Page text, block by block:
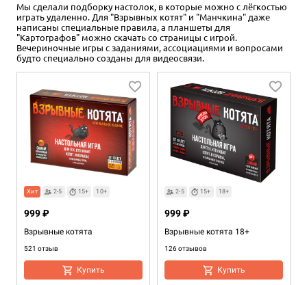
Мы сделали подборку настолок, в которые можно с лёгкостью
играть удаленно. Для "Взрывных котят" и "Манчкина" даже
написаны специальные правила, а планшеты для
"Картографов" можно скачать со страницы с игрой.
Вечериночные игры с заданиями, ассоциациями и вопросами
будто специально созданы для видеосвязи.
Хит 2-5 15+ 10+
Взрывные котята
521 отзыв
999 ₽
Купить
2-5 15+ 18+
Взрывные котята 18+
126 отзывов
999 ₽
Купить